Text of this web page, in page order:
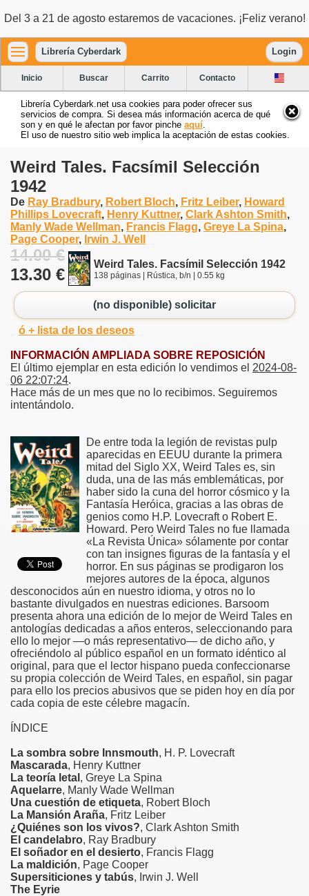
Del 3 a 21 de agosto estaremos de vacaciones. ¡Feliz verano!
Librería Cyberdark Login
Inicio Buscar Carrito Contacto
Librería Cyberdark.net usa cookies para poder ofrecer sus
servicios de compra. Si desea más información acerca de qué
son y en qué le afectan por favor pinche aquí
El uso de nuestro sitio web implica la aceptación de estas cookies.
Weird Tales. Facsímil Selección
1942
De Ray Bradbury, Robert Bloch, Fritz Leiber, Howard
Phillips Lovecraft, Henry Kuttner, Clark Ashton Smith,
Manly Wade Wellman, Francis Flagg, Greye La Spina,
Page Cooper, Irwin J. Well
14.00 €
13.30 €
Weird Tales. Facsímil Selección 1942
138 páginas | Rústica, b/n | 0.55 kg
(no disponible) solicitar
ó + lista de los deseos
INFORMACIÓN AMPLIADA SOBRE REPOSICIÓN
El último ejemplar en esta edición lo vendimos el 2024-08-
06 22:07:24.
Hace más de un mes que no lo recibimos. Seguiremos
intentándolo.
De entre toda la legión de revistas pulp
aparecidas en EEUU durante la primera
mitad del Siglo XX, Weird Tales es, sin
duda, una de las más emblemáticas, por
haber sido la cuna del horror cósmico y la
Fantasía Heróica, gracias a las obras de
genios como H.P. Lovecraft o Robert E.
Howard. Pero Weird Tales no fue llamada
«La Revista Única» sólamente por contar
con tan insignes figuras de la fantasía y el
horror. En sus páginas se prodigaron los
mejores autores de la época, algunos
desconocidos aún en nuestro idioma, y otros no lo
bastante divulgados en nuestras ediciones. Barsoom
presenta ahora una edición de lo mejor de Weird Tales en
antologías dedicadas a años enteros, seleccionando para
ello lo mejor —o más representativo— de dicho año, y
ofreciéndolo al público español en un formato idéntico al
original, para que el lector hispano pueda confeccionarse
su propia colección de Weird Tales, en español, sin pagar
para ello los precios abusivos que se piden hoy en día por
cada copia de este célebre magacín.
ÍNDICE
La sombra sobre Innsmouth, H. P. Lovecraft
Mascarada, Henry Kuttner
La teoría letal , Greye La Spina
Aquelarre, Manly Wade Wellman
Una cuestión de etiqueta, Robert Bloch
La Mansión Araña, Fritz Leiber
¿Quiénes son los vivos?, Clark Ashton Smith
El candelabro, Ray Bradbury
El soñador en el desierto, Francis Flagg
La maldición, Page Cooper
Supersiticiones y tabús, Irwin J. Well
The Eyrie